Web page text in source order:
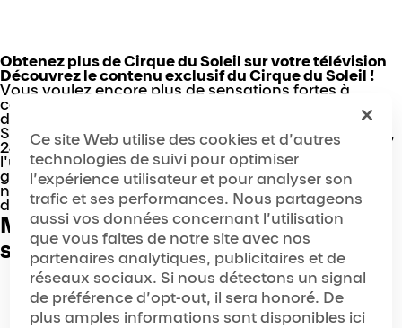
Obtenez plus de Cirque du Soleil sur votre télévision
Découvrez le contenu exclusif du Cirque du Soleil !
Vous voulez encore plus de sensations fortes à
couper le souffle, de plaisir de haut voltige et
d'inspiration en provenance du monde du Cirque du
Soleil ? Vous voulez les voir quand et où vous voulez,
24/7 à l’année longue ? Recherchez notre chaîne sur
l'une de nos plateformes de diffusion en continue
gratuites préférées (chaînes Fast) et plongez dans
nos spectacles, nos émissions spéciales, nos
documentaires sur les coulisses et bien plus encore !
Maintenant disponible
sur :
Ce site Web utilise des cookies et d’autres
technologies de suivi pour optimiser
l’expérience utilisateur et pour analyser son
trafic et ses performances. Nous partageons
aussi vos données concernant l’utilisation
que vous faites de notre site avec nos
partenaires analytiques, publicitaires et de
réseaux sociaux. Si nous détectons un signal
de préférence d’opt-out, il sera honoré. De
plus amples informations sont disponibles ici